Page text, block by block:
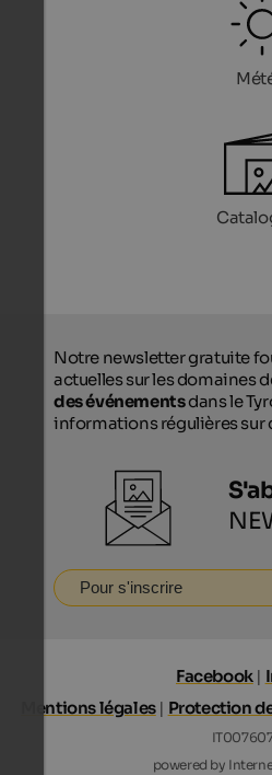
Notre newsletter gratuite
actuelles sur les domaines
des événementsdans le
informations régulières sur
Pour s'inscrire
Facebook|
Mentions légales| Protection
powered by